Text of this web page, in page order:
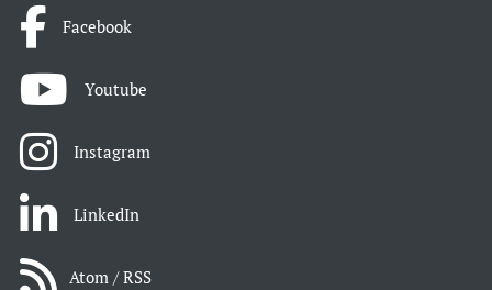
Facebook
Youtube
Instagram
LinkedIn
Atom / RSS